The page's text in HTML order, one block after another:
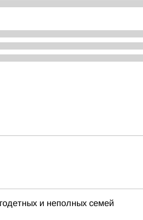
и неполных семей